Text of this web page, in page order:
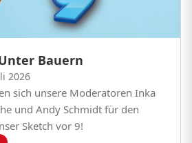
Bauern
2026
sich unsere Moderatoren Inka
und Andy Schmidt für den
Sketch vor 9!